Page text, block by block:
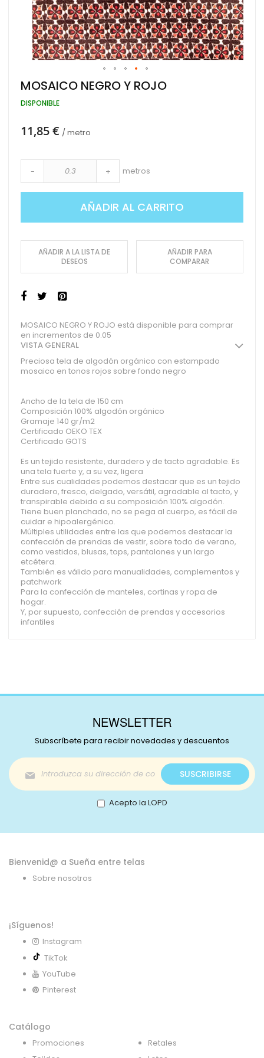
Saltar
al
comienzo
galería
MOSAICO NEGRO Y ROJO
DISPONIBLE
11,85 € / metro
- + metros
AÑADIR AL CARRITO
AÑADIR A LA LISTA DE
DESEOS
AÑADIR PARA
COMPARAR
MOSAICO NEGRO Y ROJO está disponible para comprar
en incrementos de 0.05
VISTA GENERAL
Preciosa tela de algodón orgánico con estampado
mosaico en tonos rojos sobre fondo negro
Ancho de la tela de 150 cm
Composición 100% algodón orgánico
Gramaje 140 gr/m2
Certificado OEKO TEX
Certificado GOTS
Es un tejido resistente, duradero y de tacto agradable. Es
una tela fuerte y, a su vez, ligera
Entre sus cualidades podemos destacar que es un tejido
duradero, fresco, delgado, versátil, agradable al tacto, y
transpirable debido a su composición 100% algodón.
Tiene buen planchado, no se pega al cuerpo, es fácil de
cuidar e hipoalergénico.
Múltiples utilidades entre las que podemos destacar la
confección de prendas de vestir, sobre todo de verano,
como vestidos, blusas, tops, pantalones y un largo
etcétera.
También es válido para manualidades, complementos y
patchwork
Para la confección de manteles, cortinas y ropa de
hogar.
Y, por supuesto, confección de prendas y accesorios
infantiles
NEWSLETTER
Subscríbete para recibir novedades y descuentos
Inscríbase
a
nuestro
boletín
de
SUSCRIBIRSE
Acepto la LOPD
Bienvenid@ a Sueña entre telas
Sobre nosotros
¡Síguenos!
Instagram
TikTok
YouTube
Pinterest
Catálogo
Promociones
Retales